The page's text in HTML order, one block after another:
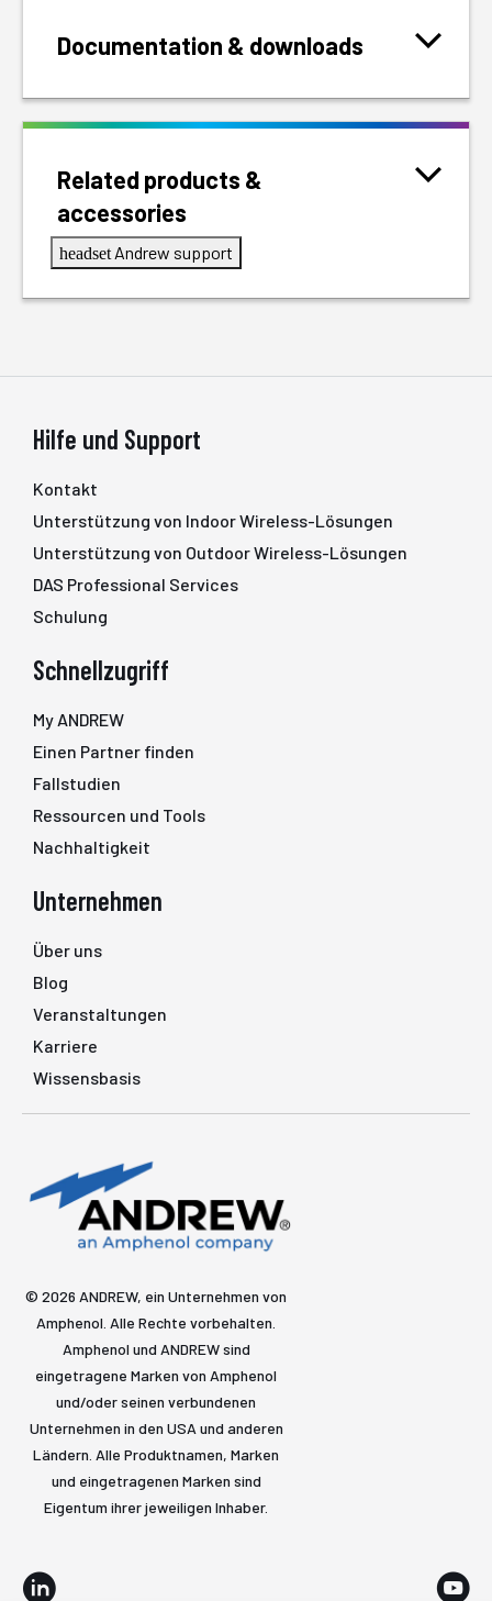
Documentation & downloads
Related products &
accessories
headset Andrew support
Hilfe und Support
Kontakt
Unterstützung von Indoor Wireless-Lösungen
Unterstützung von Outdoor Wireless-Lösungen
DAS Professional Services
Schulung
Schnellzugriff
My ANDREW
Einen Partner finden
Fallstudien
Ressourcen und Tools
Nachhaltigkeit
Unternehmen
Über uns
Blog
Veranstaltungen
Karriere
Wissensbasis
© 2026 ANDREW, ein Unternehmen von
Amphenol. Alle Rechte vorbehalten.
Amphenol und ANDREW sind
eingetragene Marken von Amphenol
und/oder seinen verbundenen
Unternehmen in den USA und anderen
Ländern. Alle Produktnamen, Marken
und eingetragenen Marken sind
Eigentum ihrer jeweiligen Inhaber.